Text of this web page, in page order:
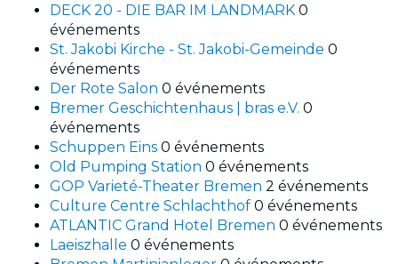
DECK 20 - DIE BAR IM LANDMARK 0
événements
St. Jakobi Kirche - St. Jakobi-Gemeinde 0
événements
Der Rote Salon 0 événements
Bremer Geschichtenhaus | bras e.V. 0
événements
Schuppen Eins 0 événements
Old Pumping Station 0 événements
GOP Varieté-Theater Bremen 2 événements
Culture Centre Schlachthof 0 événements
ATLANTIC Grand Hotel Bremen 0 événements
Laeiszhalle 0 événements